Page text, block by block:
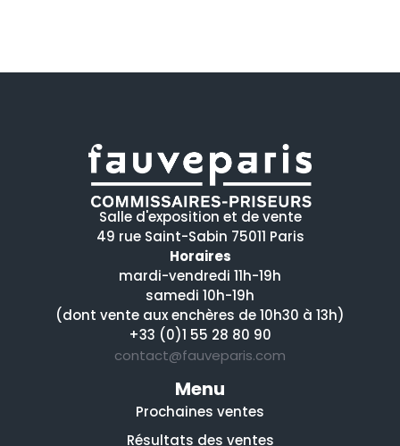
Salle d'exposition et de vente
49 rue Saint-Sabin 75011 Paris
Horaires
mardi-vendredi 11h-19h
samedi 10h-19h
(dont vente aux enchères de 10h30 à 13h)
+33 (0)1 55 28 80 90
contact@fauveparis.com
Menu
Prochaines ventes
Résultats des ventes